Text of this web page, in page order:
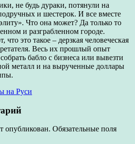
будь дураки, потянули на
и шестерок. И все вместе
Что она может? Да только то
и разграбленном городе.
это такое – дерзкая человеческая
Весь их прошлый опыт
бабло с бизнеса или вывезти
металл и на вырученные доллары
на Руси
опубликован. Обязательные поля